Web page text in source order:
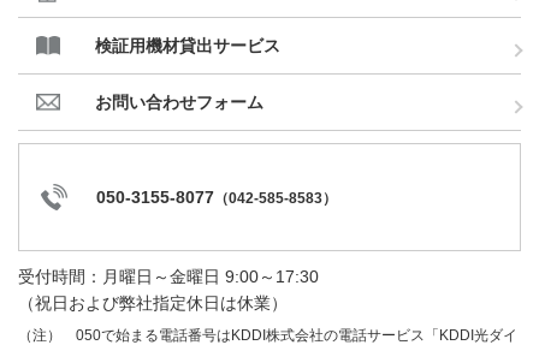
検証用機材貸出サービス
お問い合わせフォーム
050-3155-8077 （042-585-8583）
受付時間：月曜日～金曜日 9:00～17:30
（祝日および弊社指定休日は休業）
（注）
050で始まる電話番号はKDDI株式会社の電話サービス「KDDI光ダイ